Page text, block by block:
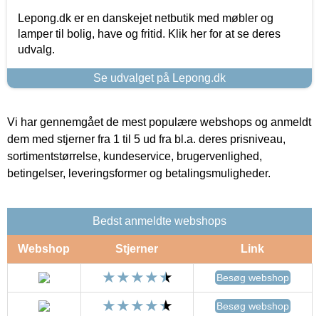
Lepong.dk er en danskejet netbutik med møbler og
lamper til bolig, have og fritid. Klik her for at se deres
udvalg.
Se udvalget på Lepong.dk
Vi har gennemgået de mest populære webshops og anmeldt
dem med stjerner fra 1 til 5 ud fra bl.a. deres prisniveau,
sortimentstørrelse, kundeservice, brugervenlighed,
betingelser, leveringsformer og betalingsmuligheder.
Bedst anmeldte webshops
Webshop Stjerner Link
Besøg webshop
Besøg webshop